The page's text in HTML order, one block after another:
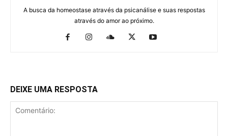
A busca da homeostase através da psicanálise e suas respostas
através do amor ao próximo.
DEIXE UMA RESPOSTA